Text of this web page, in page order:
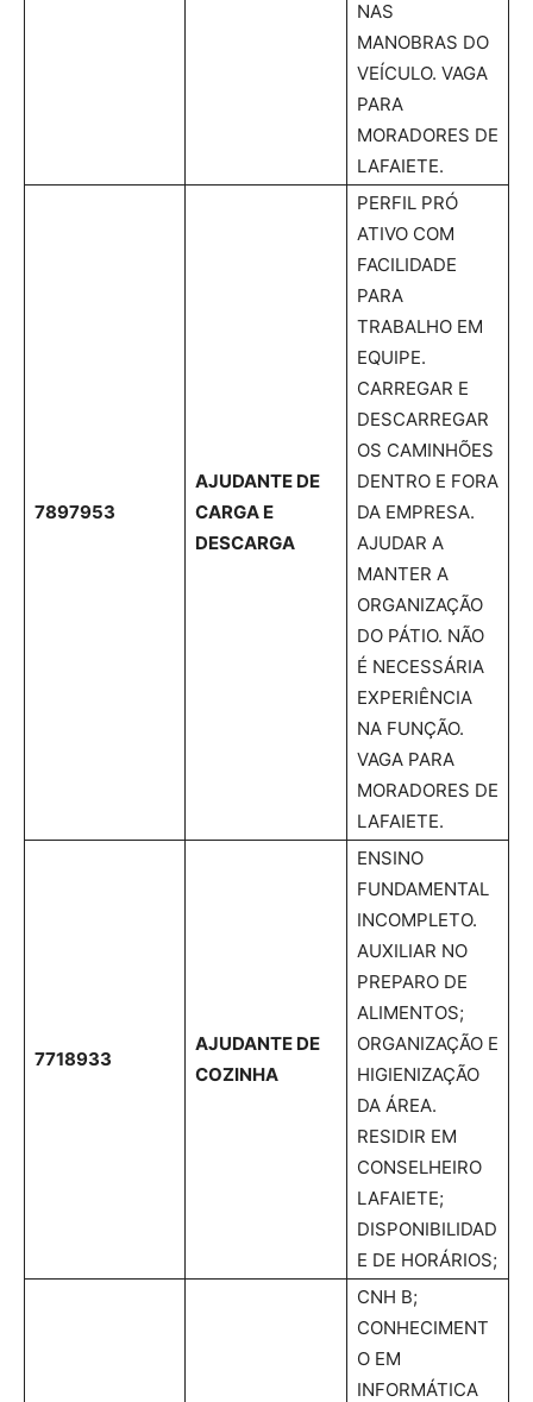
NAS
MANOBRAS DO
VEÍCULO. VAGA
PARA
MORADORES DE
LAFAIETE.
7897953
AJUDANTE DE
CARGA E
DESCARGA
PERFIL PRÓ
ATIVO COM
FACILIDADE
PARA
TRABALHO EM
EQUIPE.
CARREGAR E
DESCARREGAR
OS CAMINHÕES
DENTRO E FORA
DA EMPRESA.
AJUDAR A
MANTER A
ORGANIZAÇÃO
DO PÁTIO. NÃO
É NECESSÁRIA
EXPERIÊNCIA
NA FUNÇÃO.
VAGA PARA
MORADORES DE
LAFAIETE.
7718933
AJUDANTE DE
COZINHA
ENSINO
FUNDAMENTAL
INCOMPLETO.
AUXILIAR NO
PREPARO DE
ALIMENTOS;
ORGANIZAÇÃO E
HIGIENIZAÇÃO
DA ÁREA.
RESIDIR EM
CONSELHEIRO
LAFAIETE;
DISPONIBILIDAD
E DE HORÁRIOS;
CNH B;
CONHECIMENT
O EM
INFORMÁTICA